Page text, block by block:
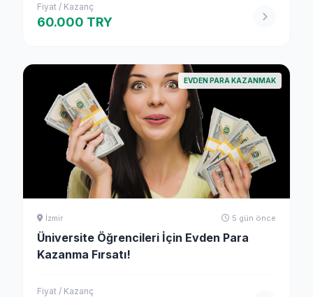
Fiyat / Kazanç
60.000 TRY
EVDEN PARA KAZANMAK
İzmir 5 gün önce
Üniversite Öğrencileri İçin Evden Para
Kazanma Fırsatı!
Fiyat / Kazanç